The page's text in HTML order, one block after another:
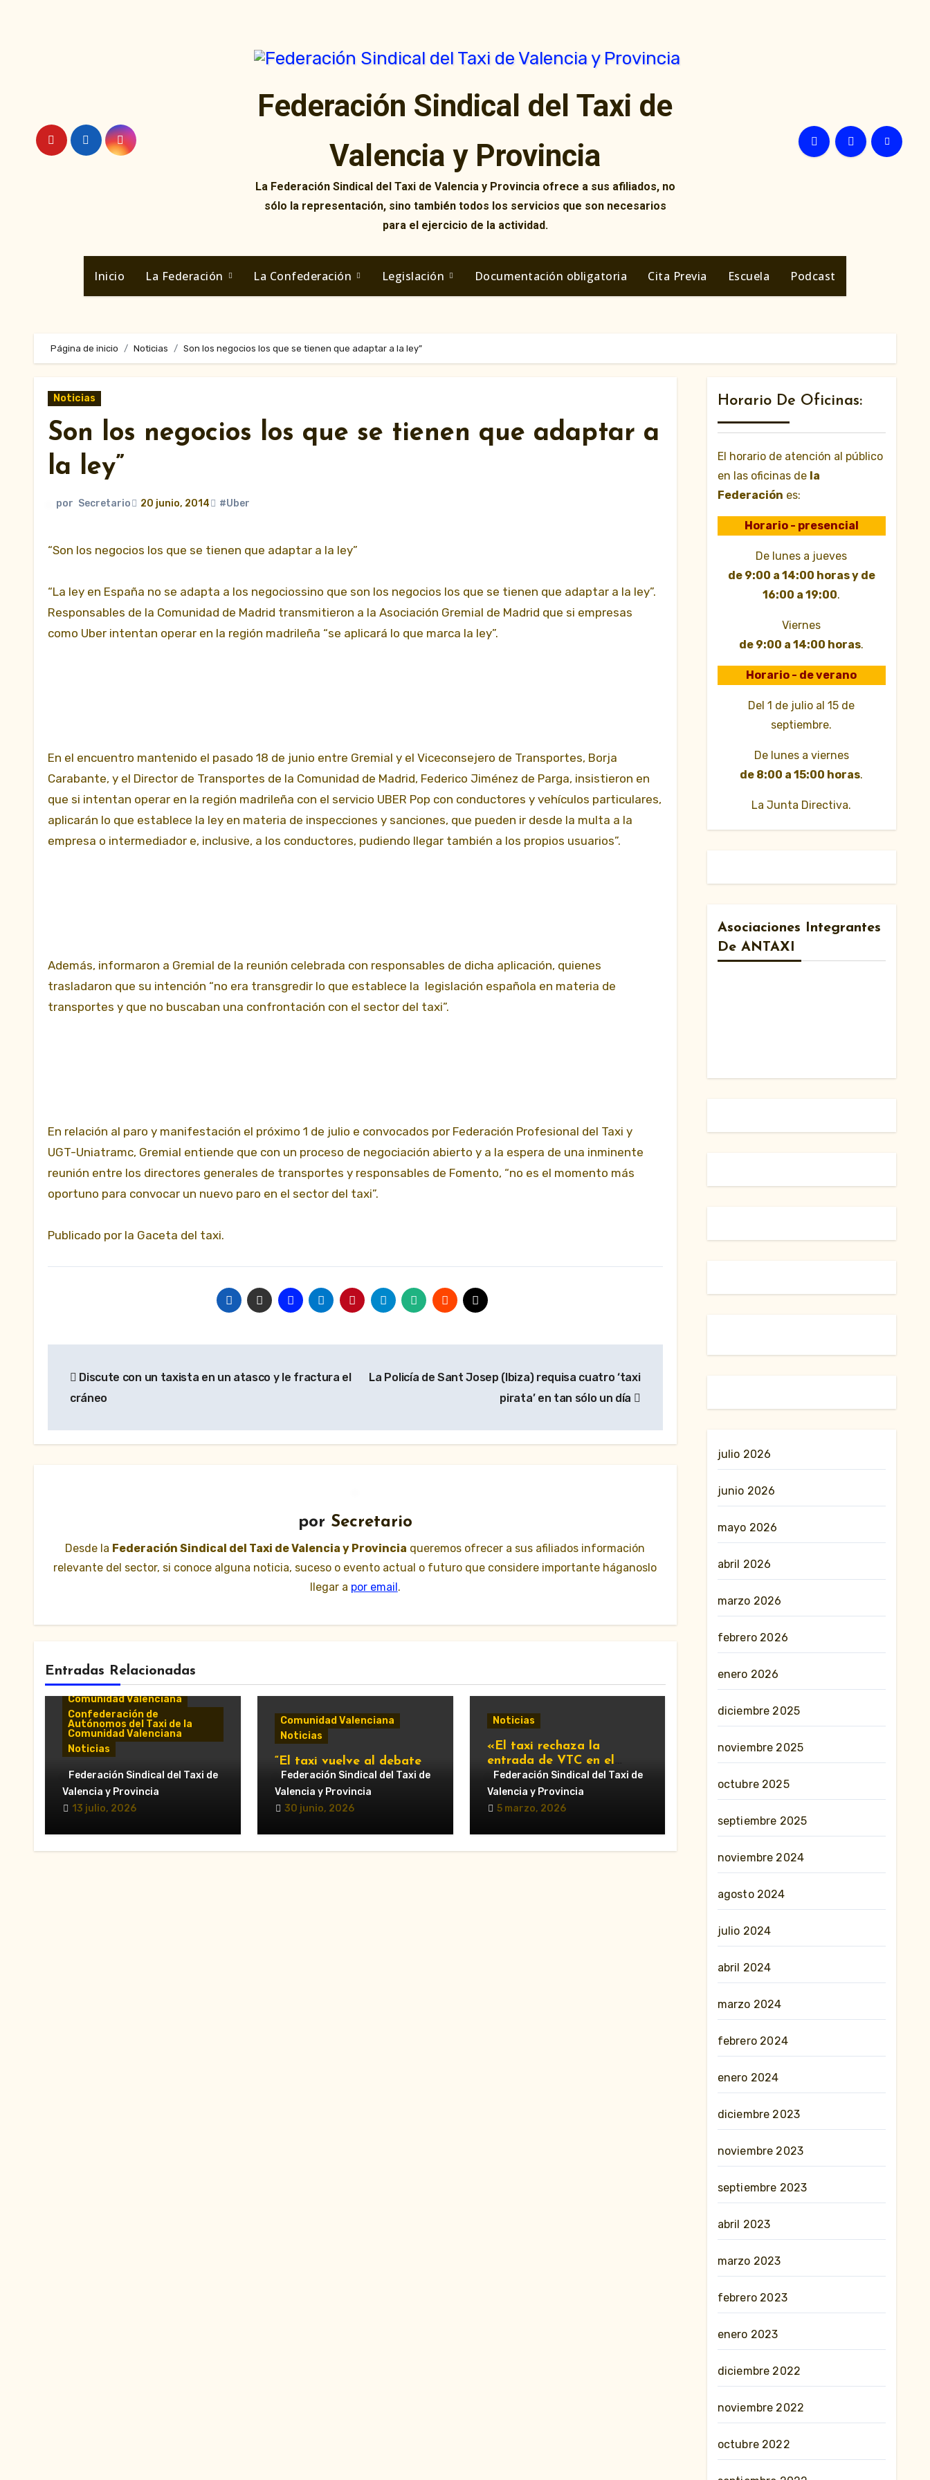
Federación Sindical del Taxi de
Valencia y Provincia
La Federación Sindical del Taxi de Valencia y Provincia ofrece a sus afiliados, no
sólo la representación, sino también todos los servicios que son necesarios
para el ejercicio de la actividad.
Inicio La Federación La Confederación Legislación Documentación obligatoria Cita Previa Escuela Podcast
Página de inicio Noticias Son los negocios los que se tienen que adaptar a la ley”
Noticias
Son los negocios los que se tienen que adaptar a
la ley”
por Secretario 20 junio, 2014 #Uber
“Son los negocios los que se tienen que adaptar a la ley”
“La ley en España no se adapta a los negociossino que son los negocios los que se tienen que adaptar a la ley”.
Responsables de la Comunidad de Madrid transmitieron a la Asociación Gremial de Madrid que si empresas
como Uber intentan operar en la región madrileña “se aplicará lo que marca la ley”.
En el encuentro mantenido el pasado 18 de junio entre Gremial y el Viceconsejero de Transportes, Borja
Carabante, y el Director de Transportes de la Comunidad de Madrid, Federico Jiménez de Parga, insistieron en
que si intentan operar en la región madrileña con el servicio UBER Pop con conductores y vehículos particulares,
aplicarán lo que establece la ley en materia de inspecciones y sanciones, que pueden ir desde la multa a la
empresa o intermediador e, inclusive, a los conductores, pudiendo llegar también a los propios usuarios”.
Además, informaron a Gremial de la reunión celebrada con responsables de dicha aplicación, quienes
trasladaron que su intención “no era transgredir lo que establece la legislación española en materia de
transportes y que no buscaban una confrontación con el sector del taxi”.
En relación al paro y manifestación el próximo 1 de julio e convocados por Federación Profesional del Taxi y
UGT-Uniatramc, Gremial entiende que con un proceso de negociación abierto y a la espera de una inminente
reunión entre los directores generales de transportes y responsables de Fomento, “no es el momento más
oportuno para convocar un nuevo paro en el sector del taxi”.
Publicado por la Gaceta del taxi.
de Discute con un taxista en un atasco y le fractura el
cráneo
La Policía de Sant Josep (Ibiza) requisa cuatro ‘taxi
pirata’ en tan sólo un día
por Secretario
Desde la Federación Sindical del Taxi de Valencia y Provincia queremos ofrecer a sus afiliados información
relevante del sector, si conoce alguna noticia, suceso o evento actual o futuro que considere importante háganoslo
llegar a por email.
Entradas Relacionadas
Comunicados y notas de
prensa
Comunidad Valenciana
Confederación de
Autónomos del Taxi de la
Comunidad Valenciana
Noticias
«El taxi de Alicante
muestra su desánimo tras
una reunión “infructuosa”
con la Conselleria por el
Decreto Ley 5/2026»
Federación Sindical del Taxi de
Valencia y Provincia
13 julio, 2026
Comunidad Valenciana
Noticias
“El taxi vuelve al debate
municipal: Compromís pide
al Ayuntamiento de
València que respalde al
en la regulación de las
VTC.”
Federación Sindical del Taxi de
Valencia y Provincia
30 junio, 2026
Noticias
«El taxi rechaza la
entrada de VTC en el
servicio urbano y advierte
de nuevas movilizaciones»
Federación Sindical del Taxi de
Valencia y Provincia
5 marzo, 2026
Horario De Oficinas:
El horario de atención al público
en las oficinas de la
Federación es:
Horario - presencial
De lunes a jueves
de 9:00 a 14:00 horas y de
16:00 a 19:00.
Viernes
de 9:00 a 14:00 horas.
Horario - de verano
Del 1 de julio al 15 de
septiembre.
De lunes a viernes
de 8:00 a 15:00 horas.
La Junta Directiva.
Asociaciones Integrantes
De ANTAXI
julio 2026
junio 2026
mayo 2026
abril 2026
marzo 2026
febrero 2026
enero 2026
diciembre 2025
noviembre 2025
octubre 2025
septiembre 2025
noviembre 2024
agosto 2024
julio 2024
abril 2024
marzo 2024
febrero 2024
enero 2024
diciembre 2023
noviembre 2023
septiembre 2023
abril 2023
marzo 2023
febrero 2023
enero 2023
diciembre 2022
noviembre 2022
octubre 2022